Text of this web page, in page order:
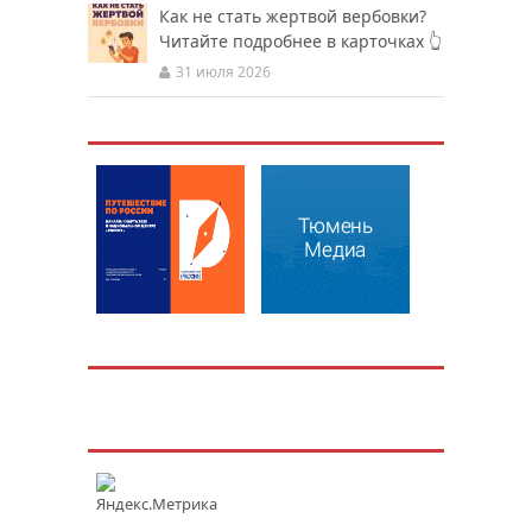
Как не стать жертвой вербовки?
Читайте подробнее в карточках 👆
31 июля 2026